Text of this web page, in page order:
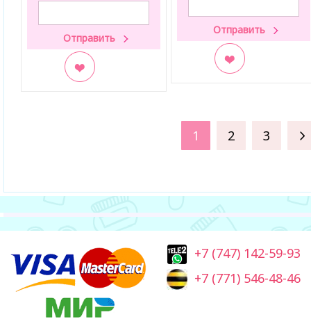
1 2 3
+7 (747) 142-59-93
+7 (771) 546-48-46